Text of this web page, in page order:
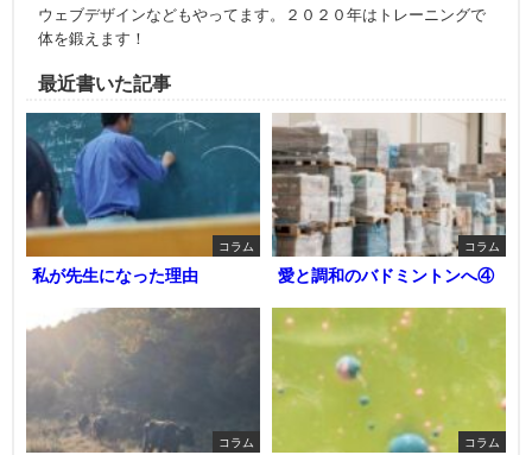
ウェブデザインなどもやってます。２０２０年はトレーニングで
体を鍛えます！
最近書いた記事
コラム
私が先生になった理由
コラム
愛と調和のバドミントンへ④
コラム コラム